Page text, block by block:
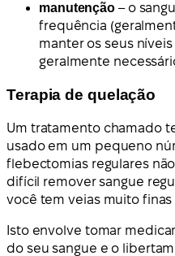
manutenção – o
frequência
manter os seus
geralmente
Terapia de quelação
Um tratamento chamado
usado em um pequeno
flebectomias regulares
difícil remover sangue
você tem veias muito finas
Isto envolve tomar
do seu sangue e o